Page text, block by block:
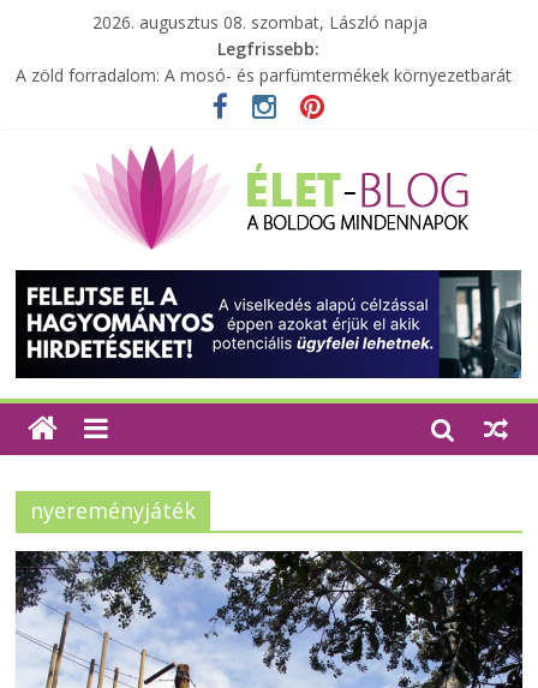
2026. augusztus 08. szombat, László napja
Legfrissebb:
A zöld forradalom: A mosó- és parfümtermékek környezetbarát
szempontjainak erősítése
Elérhető zöld energia mindenki számára
Tartalék ajándék, amit szívesen megtartasz magadnak
Különleges tömörfa ládák Indiából
nyereményjáték